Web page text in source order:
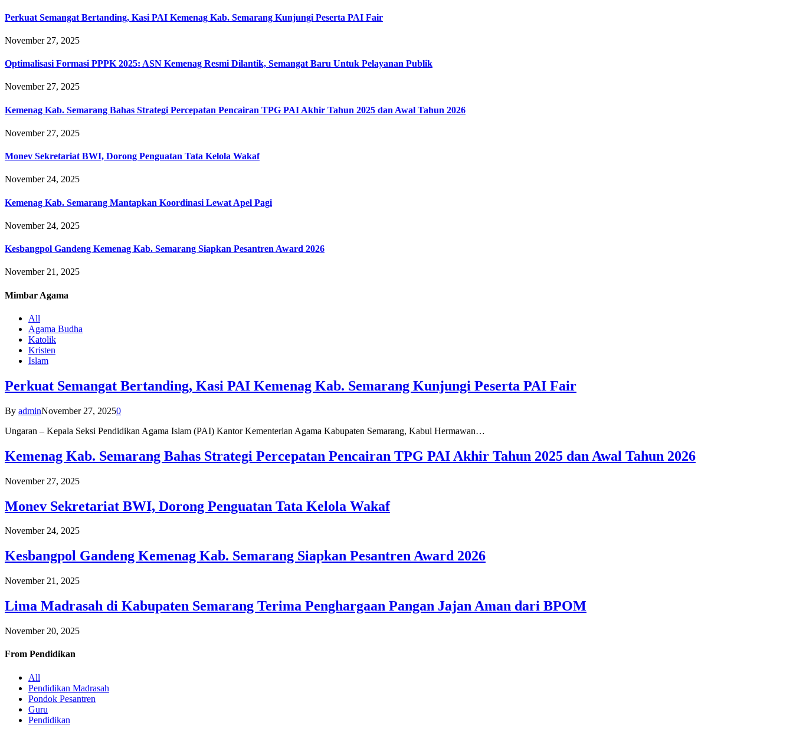
Perkuat Semangat Bertanding, Kasi PAI Kemenag Kab. Semarang Kunjungi Peserta PAI Fair
November 27, 2025
Optimalisasi Formasi PPPK 2025: ASN Kemenag Resmi Dilantik, Semangat Baru Untuk Pelayanan Publik
November 27, 2025
Kemenag Kab. Semarang Bahas Strategi Percepatan Pencairan TPG PAI Akhir Tahun 2025 dan Awal Tahun 2026
November 27, 2025
Monev Sekretariat BWI, Dorong Penguatan Tata Kelola Wakaf
November 24, 2025
Kemenag Kab. Semarang Mantapkan Koordinasi Lewat Apel Pagi
November 24, 2025
Kesbangpol Gandeng Kemenag Kab. Semarang Siapkan Pesantren Award 2026
November 21, 2025
Mimbar Agama
All
Agama Budha
Katolik
Kristen
Islam
Perkuat Semangat Bertanding, Kasi PAI Kemenag Kab. Semarang Kunjungi Peserta PAI Fair
By adminNovember 27, 20250
Ungaran – Kepala Seksi Pendidikan Agama Islam (PAI) Kantor Kementerian Agama Kabupaten Semarang, Kabul Hermawan…
Kemenag Kab. Semarang Bahas Strategi Percepatan Pencairan TPG PAI Akhir Tahun 2025 dan Awal Tahun 2026
November 27, 2025
Monev Sekretariat BWI, Dorong Penguatan Tata Kelola Wakaf
November 24, 2025
Kesbangpol Gandeng Kemenag Kab. Semarang Siapkan Pesantren Award 2026
November 21, 2025
Lima Madrasah di Kabupaten Semarang Terima Penghargaan Pangan Jajan Aman dari BPOM
November 20, 2025
From Pendidikan
All
Pendidikan Madrasah
Pondok Pesantren
Guru
Pendidikan